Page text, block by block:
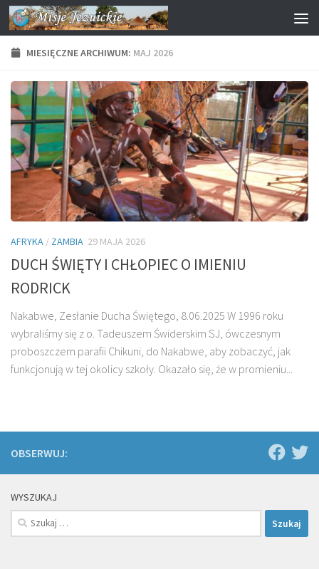
Przejdź do treści
MIESIĘCZNE ARCHIWUM: MAJ 2026
AFRYKA / ZAMBIA 29 MAJA 2026
DUCH ŚWIĘTY I CHŁOPIEC O IMIENIU
RODRICK
Nakabwe, Zesłanie Ducha Świętego, 8.06.2025 W 1996 roku
wybraliśmy się z o. Tadeuszem Świderskim SJ, ówczesnym
proboszczem parafii Chikuni, do Nakabwe, aby zobaczyć, jak
funkcjonują w tej okolicy szkoły. Okazało się, że w promieniu...
OBSERWUJ:
WYSZUKAJ
Szukaj: